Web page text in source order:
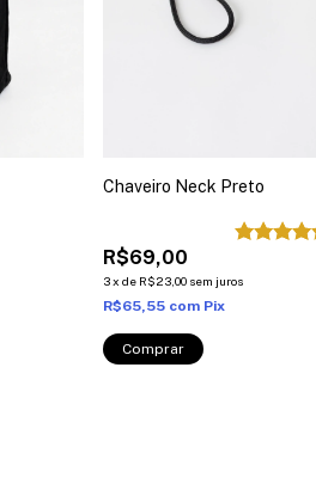
Chaveiro Neck Preto
R$69,00
3x de R$23,00 sem juros
R$65,55 com Pix